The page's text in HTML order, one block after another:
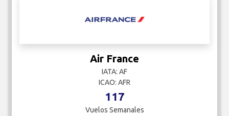
Air France
IATA: AF
ICAO: AFR
117
Vuelos Semanales